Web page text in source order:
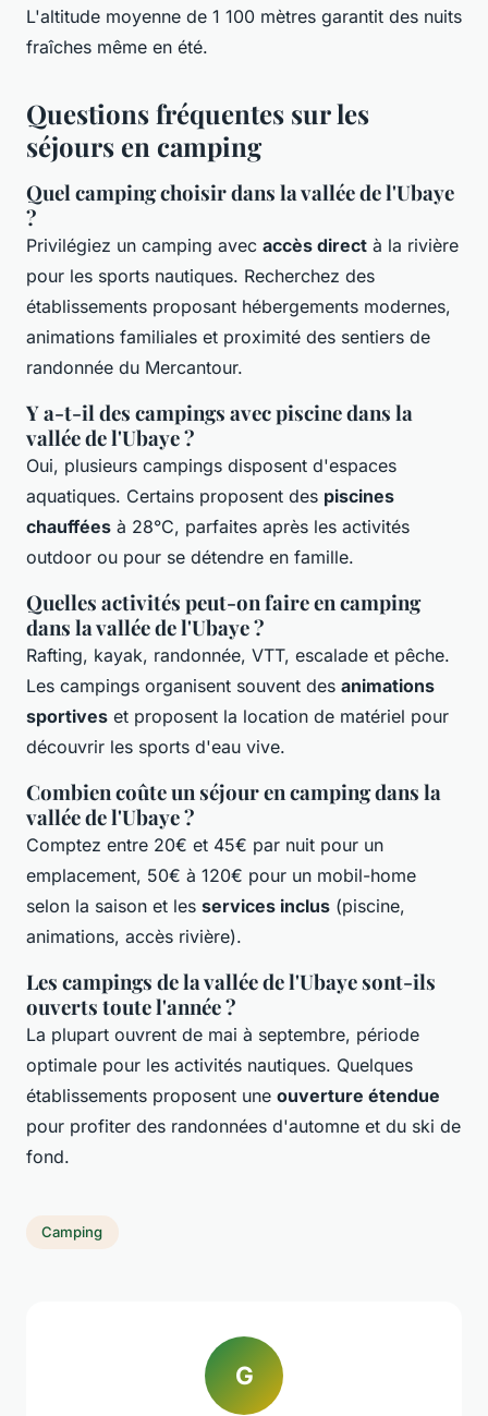
L'altitude moyenne de 1 100 mètres garantit des nuits
fraîches même en été.
Questions fréquentes sur les
séjours en camping
Quel camping choisir dans la vallée de l'Ubaye
?
Privilégiez un camping avec accès direct à la rivière
pour les sports nautiques. Recherchez des
établissements proposant hébergements modernes,
animations familiales et proximité des sentiers de
randonnée du Mercantour.
Y a-t-il des campings avec piscine dans la
vallée de l'Ubaye ?
Oui, plusieurs campings disposent d'espaces
aquatiques. Certains proposent des piscines
chauffées à 28°C, parfaites après les activités
outdoor ou pour se détendre en famille.
Quelles activités peut-on faire en camping
dans la vallée de l'Ubaye ?
Rafting, kayak, randonnée, VTT, escalade et pêche.
Les campings organisent souvent des animations
sportives et proposent la location de matériel pour
découvrir les sports d'eau vive.
Combien coûte un séjour en camping dans la
vallée de l'Ubaye ?
Comptez entre 20€ et 45€ par nuit pour un
emplacement, 50€ à 120€ pour un mobil-home
selon la saison et les services inclus (piscine,
animations, accès rivière).
Les campings de la vallée de l'Ubaye sont-ils
ouverts toute l'année ?
La plupart ouvrent de mai à septembre, période
optimale pour les activités nautiques. Quelques
établissements proposent une ouverture étendue
pour profiter des randonnées d'automne et du ski de
fond.
Camping
G